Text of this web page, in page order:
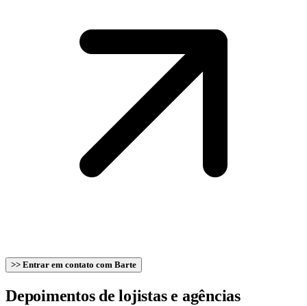
>> Entrar em contato com Barte
Depoimentos de lojistas e agências